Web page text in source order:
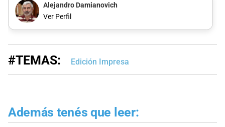
Alejandro Damianovich
Ver Perfil
#TEMAS: Edición Impresa
Además tenés que leer: